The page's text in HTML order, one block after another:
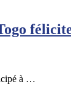
à …